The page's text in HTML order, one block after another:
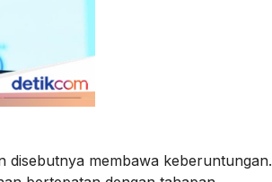
disebutnya membawa keberuntungan.